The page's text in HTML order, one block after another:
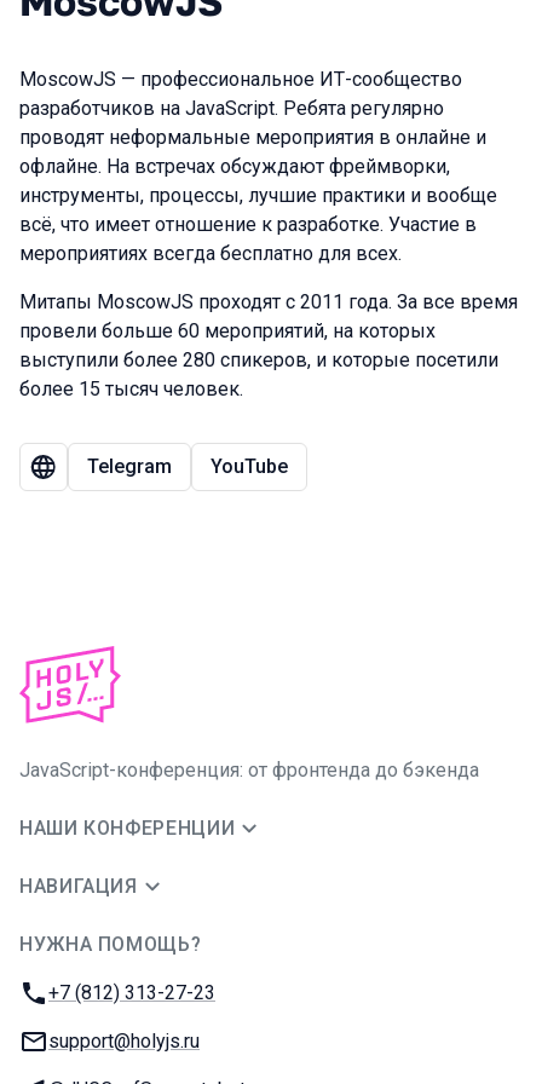
MoscowJS — профессиональное ИТ-сообщество
разработчиков на JavaScript. Ребята регулярно
проводят неформальные мероприятия в онлайне и
офлайне. На встречах обсуждают фреймворки,
инструменты, процессы, лучшие практики и вообще
всё, что имеет отношение к разработке. Участие в
мероприятиях всегда бесплатно для всех.
Митапы MoscowJS проходят с 2011 года. За все время
провели больше 60 мероприятий, на которых
выступили более 280 спикеров, и которые посетили
более 15 тысяч человек.
Telegram YouTube
JavaScript-конференция: от фронтенда до бэкенда
НАШИ КОНФЕРЕНЦИИ
НАВИГАЦИЯ
НУЖНА ПОМОЩЬ?
Телефон:
+7 (812) 313-27-23
E-mail:
support@holyjs.ru